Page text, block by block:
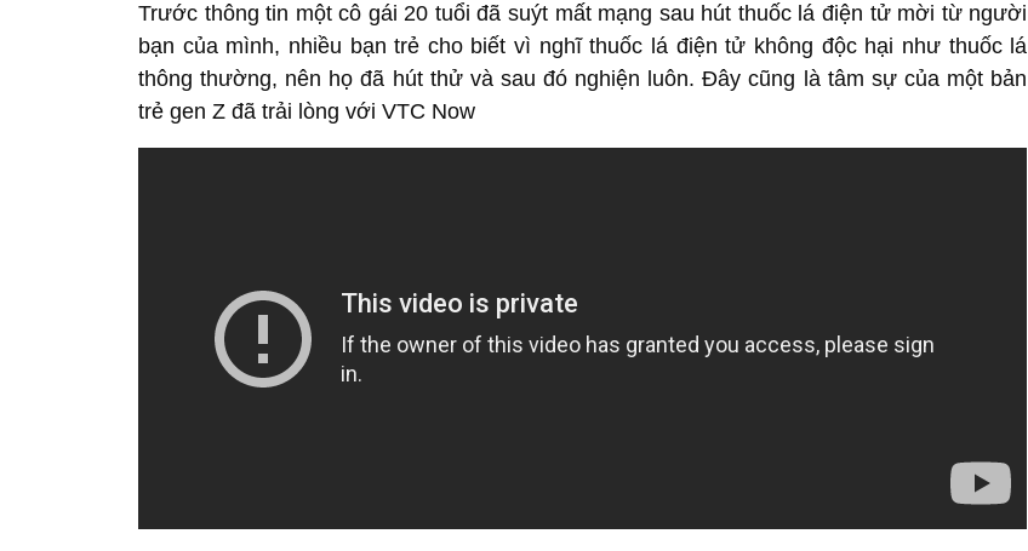
Trước thông tin một cô gái 20 tuổi đã suýt mất mạng sau hút thuốc lá điện tử mời từ người
bạn của mình, nhiều bạn trẻ cho biết vì nghĩ thuốc lá điện tử không độc hại như thuốc lá
thông thường, nên họ đã hút thử và sau đó nghiện luôn. Đây cũng là tâm sự của một bản
trẻ gen Z đã trải lòng với VTC Now